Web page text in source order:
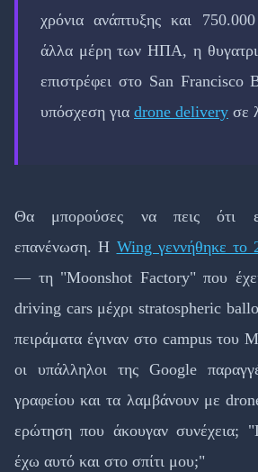
χρόνια ανάπτυξης και
άλλα μέρη των ΗΠΑ, η
επιστρέφει στο San Francisco
υπόσχεση για drone delivery σε
Θα μπορούσες να πεις ότι
επανένωση. Η Wing γεννήθηκε το
— τη "Moonshot Factory" που
driving cars μέχρι stratospheric
πειράματα έγιναν στο campus του
οι υπάλληλοι της Google
γραφείου και τα λαμβάνουν με
ερώτηση που άκουγαν συνέχεια;
έχω αυτό και στο σπίτι μου;"